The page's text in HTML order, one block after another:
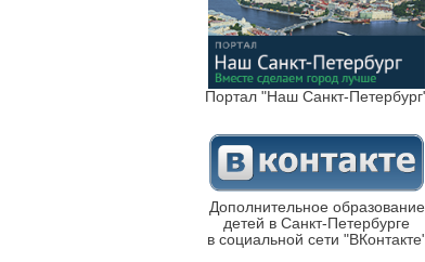
Портал "Наш Санкт-
Дополнительное образование
детей в Санкт-Петербурге
в социальной сети